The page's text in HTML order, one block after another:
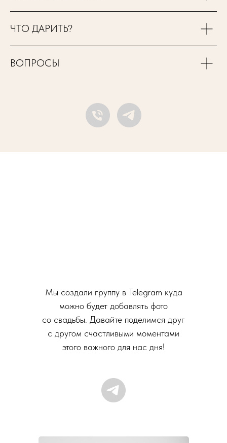
ЧТО ДАРИТЬ?
ВОПРОСЫ
Мы создали группу в Telegram куда
можно будет добавлять фото
со свадьбы. Давайте поделимся друг
с другом счастливыми моментами
этого важного для нас дня!